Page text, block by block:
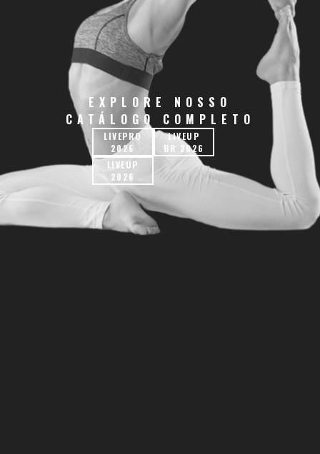
EXPLORE NOSSO
CATÁLOGO COMPLETO
LIVEPRO
2026
LIVEUP
BR 2026
LIVEUP
2026